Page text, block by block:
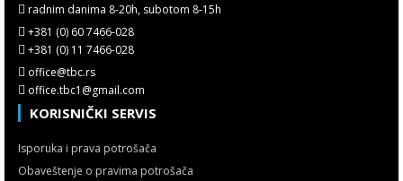
radnim danima 8-20h, subotom 8-15h
+381 (0) 60 7466-028
+381 (0) 11 7466-028
office@tbc.rs
office.tbc1@gmail.com
KORISNIČKI SERVIS
Isporuka i prava potrošača
Obaveštenje o pravima potrošača